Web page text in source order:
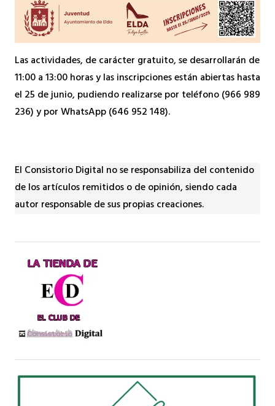
Las actividades, de carácter gratuito, se desarrollarán de
11:00 a 13:00 horas y las inscripciones están abiertas hasta
el 25 de junio, pudiendo realizarse por teléfono (966 989
236) y por WhatsApp (646 952 148).
El Consistorio Digital no se responsabiliza del contenido
de los artículos remitidos o de opinión, siendo cada
autor responsable de sus propias creaciones.